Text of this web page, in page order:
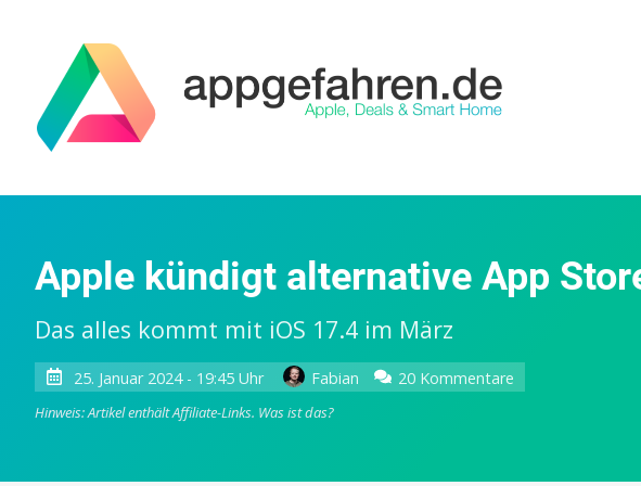
Apple kündigt alternative App
Das alles kommt mit iOS 17.4 im März
25. Januar 2024 - 19:45 Uhr Fabian 20 Kommentare
Hinweis: Artikel enthält Affiliate-Links. Was ist das?